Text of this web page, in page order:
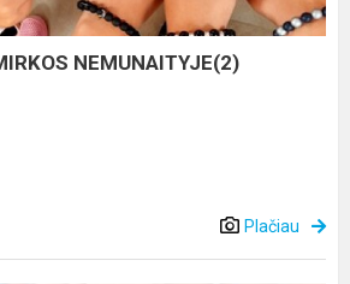
NEMUNAITYJE(2)
Plačiau